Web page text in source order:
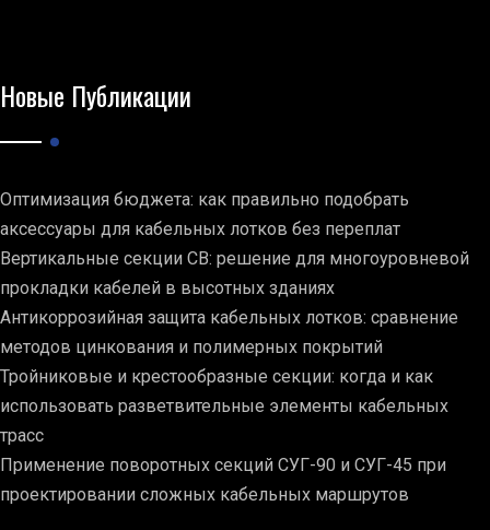
Новые Публикации
Оптимизация бюджета: как правильно подобрать
аксессуары для кабельных лотков без переплат
Вертикальные секции СВ: решение для многоуровневой
прокладки кабелей в высотных зданиях
Антикоррозийная защита кабельных лотков: сравнение
методов цинкования и полимерных покрытий
Тройниковые и крестообразные секции: когда и как
использовать разветвительные элементы кабельных
трасс
Применение поворотных секций СУГ-90 и СУГ-45 при
проектировании сложных кабельных маршрутов